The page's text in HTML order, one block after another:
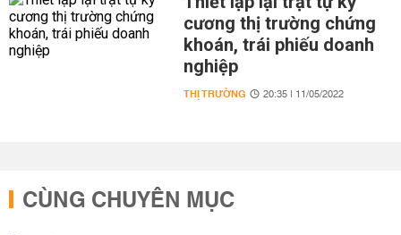
cương thị trường chứng
khoán, trái phiếu doanh
nghiệp
THỊ TRƯỜNG 20:35 | 11/05/2022
CÙNG CHUYÊN MỤC